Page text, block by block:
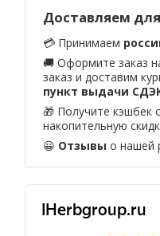
Доставляем
💳 Принимаем
🚚 Оформите заказ
заказ и доставим
пункт выдачи
🎁 Получите кэшбек
накопительную
😀 Отзывы о нашей